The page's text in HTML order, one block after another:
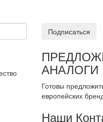
Подписаться
АНАЛОГИ
Готовы
европейских
Наши